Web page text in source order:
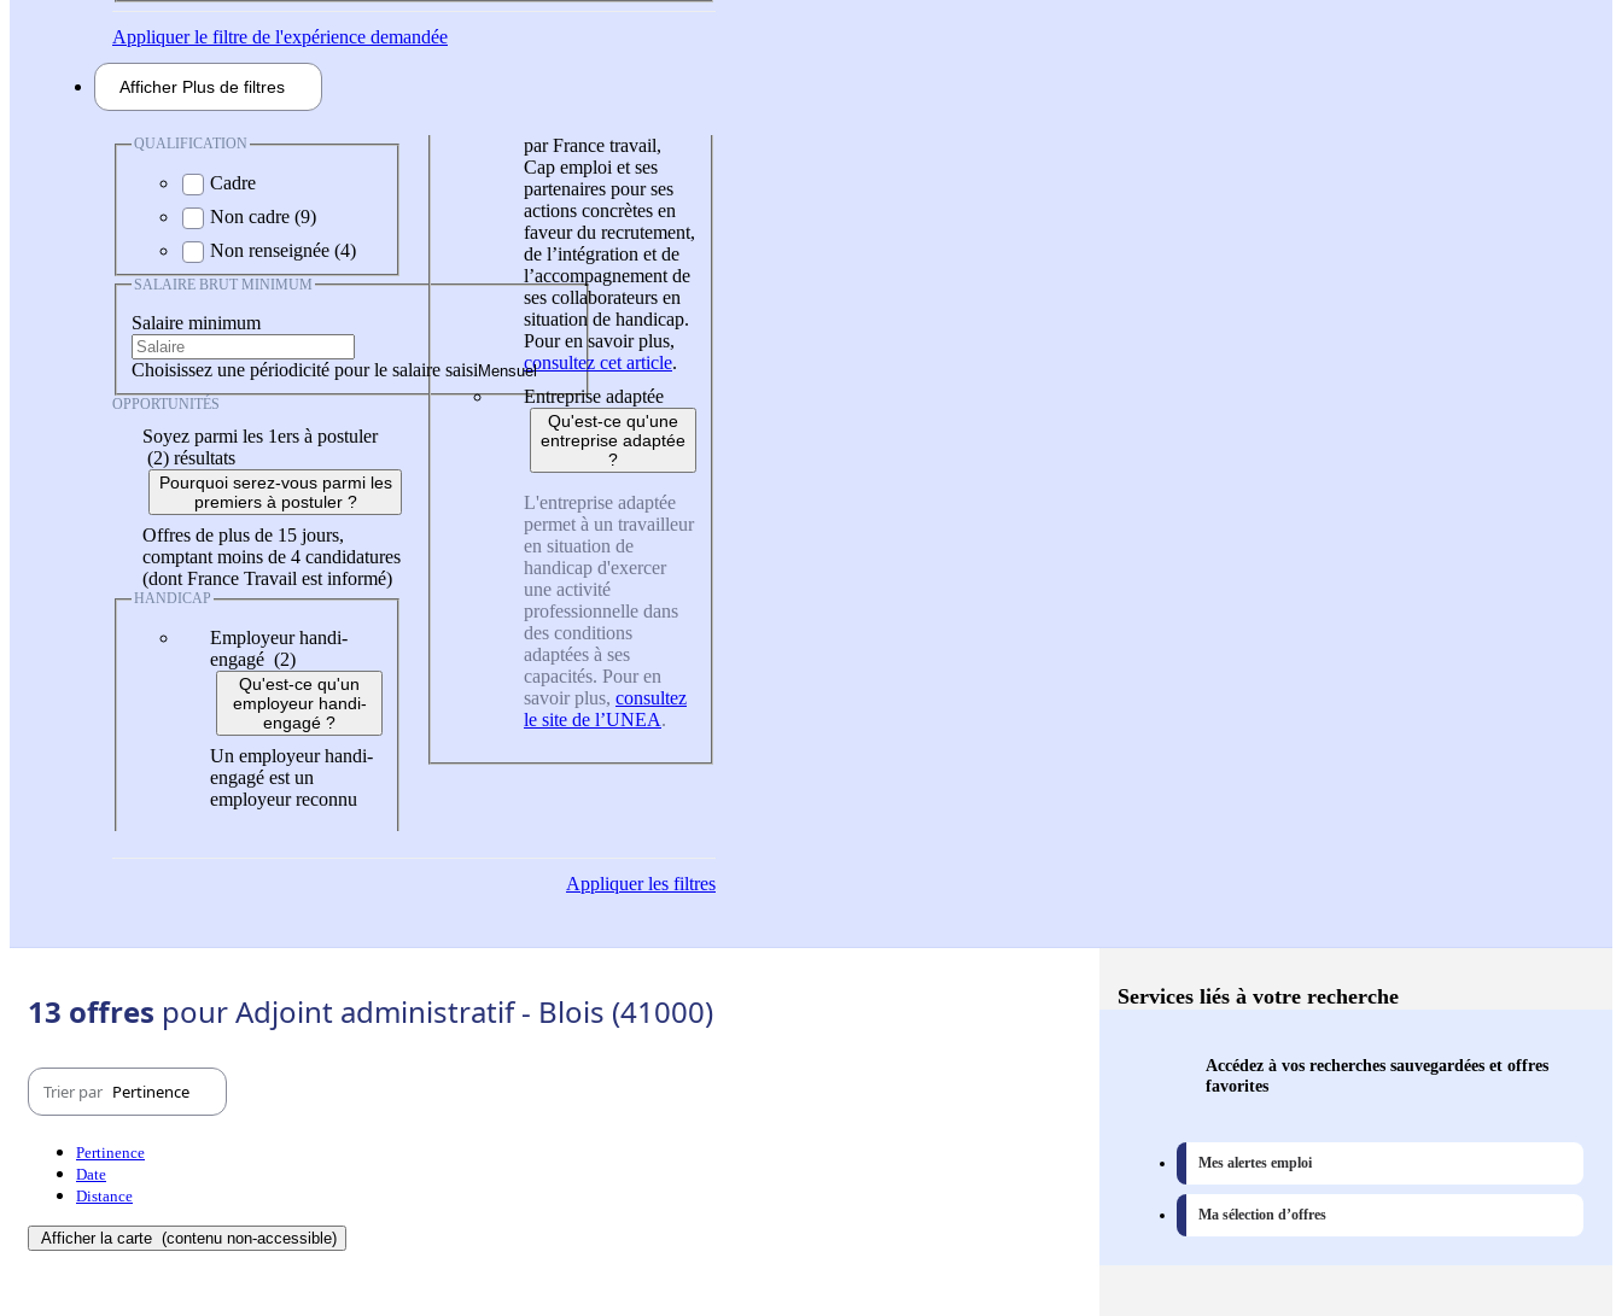
Appliquerle filtre de l'expérience demandée
Afficher Plus de filtres
QUALIFICATION
Cadre
Non cadre (9)
Non renseignée (4)
SALAIRE BRUT MINIMUM
Salaire minimum
Choisissez une périodicité pour le salaire saisi
OPPORTUNITÉS
Soyez parmi les 1ers à postuler
(2) résultats
Pourquoi serez-vous parmi les
premiers à postuler ?
Offres de plus de 15 jours,
comptant moins de 4 candidatures
(dont France Travail est informé)
HANDICAP
Employeur handi-
engagé (2)
Qu'est-ce qu'un
employeur handi-
engagé ?
Un employeur handi-
engagé est un
employeur reconnu
par France travail,
Cap emploi et ses
partenaires pour ses
actions concrètes en
faveur du recrutement,
de l’intégration et de
l’accompagnement de
ses collaborateurs en
situation de handicap.
Pour en savoir plus,
consultez cet article.
Entreprise adaptée
Qu'est-ce qu'une
entreprise adaptée
?
L'entreprise adaptée
permet à un travailleur
en situation de
handicap d'exercer
une activité
professionnelle dans
des conditions
adaptées à ses
capacités. Pour en
savoir plus, consultez
le site de l’UNEA.
Appliquerles filtres
13 offres pour Adjoint administratif - Blois (41000)
Trier par Pertinence
Pertinence
Date
Distance
Afficher la carte (contenu non-accessible)
Services liés à votre recherche
Accédez à vos recherches sauvegardées et offres
favorites
Mes alertes emploi
Ma sélection d’offres